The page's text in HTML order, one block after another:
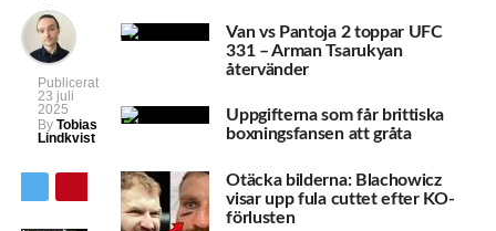
Publicerat
23 juli
2025
By Tobias
Lindkvist
Van vs Pantoja 2 toppar UFC
331 – Arman Tsarukyan
återvänder
Uppgifterna som får brittiska
boxningsfansen att gråta
Otäcka bilderna: Blachowicz
visar upp fula cuttet efter KO-
förlusten